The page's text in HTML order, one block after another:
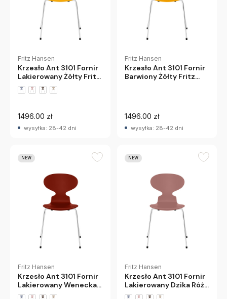
Fritz Hansen
Krzesło Ant 3101 Fornir
Lakierowany Żółty Fritz
Hansen
1496.00 zł
wysyłka: 28-42 dni
Fritz Hansen
Krzesło Ant 3101 Fornir
Barwiony Żółty Fritz
1496.00 zł
wysyłka: 28-42 dni
NEW
Fritz Hansen
Krzesło Ant 3101 Fornir
Lakierowany Wenecka
Czerwień Fritz Hansen
NEW
Fritz Hansen
Krzesło Ant 3101 Fornir
Lakierowany Dzika Róża
Fritz Hansen